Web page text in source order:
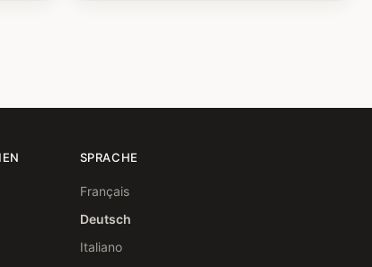
SPRACHE
Français
Deutsch
Italiano